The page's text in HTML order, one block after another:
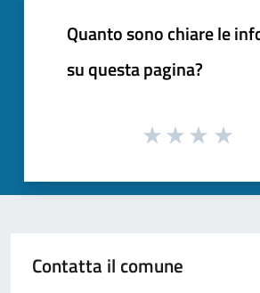
Quanto sono chiare le
su questa pagina?
Contatta il comune